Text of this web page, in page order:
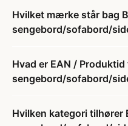
Hvilket mærke står bag
sengebord/sofabord/
Hvad er EAN /
sengebord/sofabord/
Hvilken kategori tilhører